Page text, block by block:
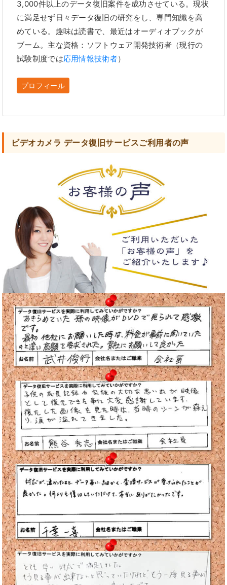
3,000件以上のデータ復旧案件を成功させている。現状
に満足せず日々データ復旧の研究をし、専門知識を高
めている。趣味は読書で、最近はオーディオブックが
ブーム。主な資格：ソフトウェア開発技術者（現行の
試験制度では応用情報技術者）
プロフィール
ビデオカメラ データ復旧サービスご利用者の声